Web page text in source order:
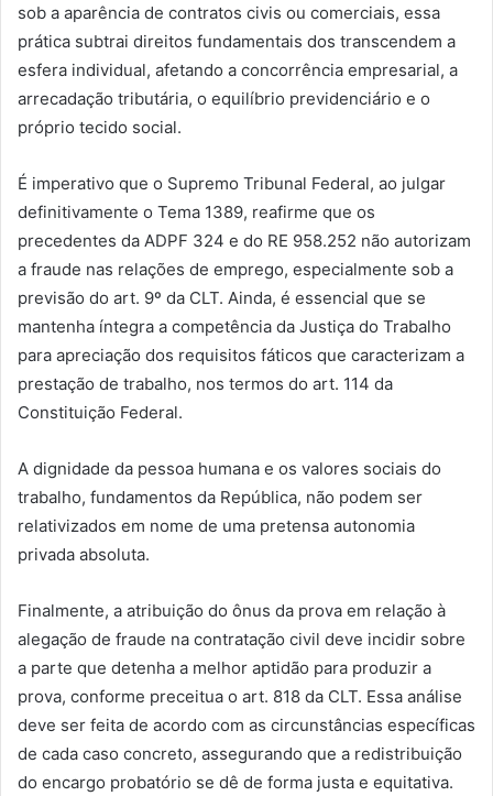
sob a aparência de contratos civis ou comerciais, essa
prática subtrai direitos fundamentais dos transcendem a
esfera individual, afetando a concorrência empresarial, a
arrecadação tributária, o equilíbrio previdenciário e o
próprio tecido social.
É imperativo que o Supremo Tribunal Federal, ao julgar
definitivamente o Tema 1389, reafirme que os
precedentes da ADPF 324 e do RE 958.252 não autorizam
a fraude nas relações de emprego, especialmente sob a
previsão do art. 9º da CLT. Ainda, é essencial que se
mantenha íntegra a competência da Justiça do Trabalho
para apreciação dos requisitos fáticos que caracterizam a
prestação de trabalho, nos termos do art. 114 da
Constituição Federal.
A dignidade da pessoa humana e os valores sociais do
trabalho, fundamentos da República, não podem ser
relativizados em nome de uma pretensa autonomia
privada absoluta.
Finalmente, a atribuição do ônus da prova em relação à
alegação de fraude na contratação civil deve incidir sobre
a parte que detenha a melhor aptidão para produzir a
prova, conforme preceitua o art. 818 da CLT. Essa análise
deve ser feita de acordo com as circunstâncias específicas
de cada caso concreto, assegurando que a redistribuição
do encargo probatório se dê de forma justa e equitativa.